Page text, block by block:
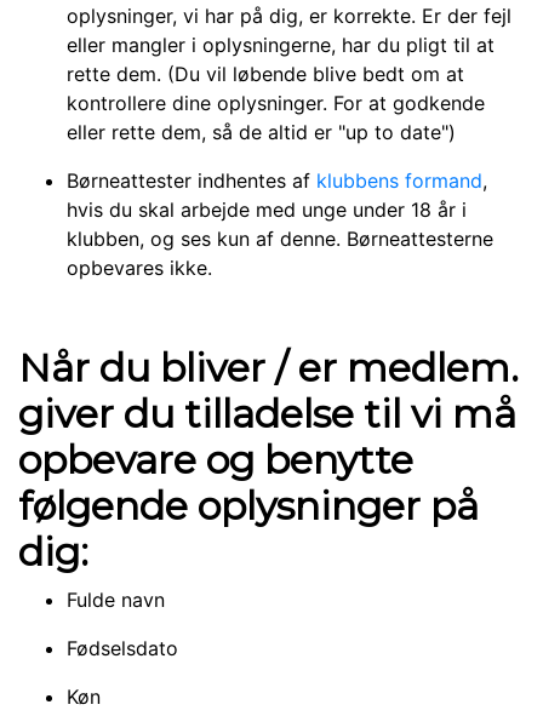
oplysninger, vi har på dig, er korrekte. Er der fejl
eller mangler i oplysningerne, har du pligt til at
rette dem. (Du vil løbende blive bedt om at
kontrollere dine oplysninger. For at godkende
eller rette dem, så de altid er "up to date")
Børneattester indhentes af klubbens formand,
hvis du skal arbejde med unge under 18 år i
klubben, og ses kun af denne. Børneattesterne
opbevares ikke.
Når du bliver / er medlem.
giver du tilladelse til vi må
opbevare og benytte
følgende oplysninger på
dig:
Fulde navn
Fødselsdato
Køn